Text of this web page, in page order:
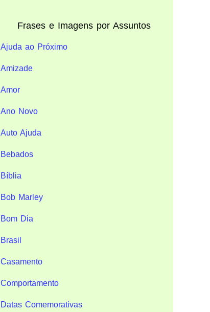
Frases e Imagens por Assuntos
Ajuda ao Próximo
Amizade
Amor
Ano Novo
Auto Ajuda
Bebados
Bíblia
Bob Marley
Bom Dia
Brasil
Casamento
Comportamento
Datas Comemorativas